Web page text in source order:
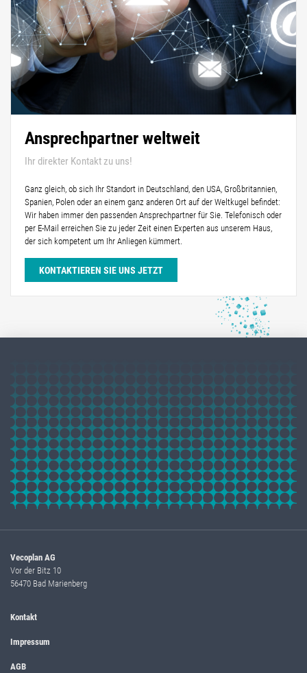
Ansprechpartner weltweit
Ihr direkter Kontakt zu uns!
Ganz gleich, ob sich Ihr Standort in Deutschland, den USA, Großbritannien,
Spanien, Polen oder an einem ganz anderen Ort auf der Weltkugel befindet:
Wir haben immer den passenden Ansprechpartner für Sie. Telefonisch oder
per E-Mail erreichen Sie zu jeder Zeit einen Experten aus unserem Haus,
der sich kompetent um Ihr Anliegen kümmert.
KONTAKTIEREN SIE UNS JETZT
Vecoplan AG
Vor der Bitz 10
56470 Bad Marienberg
Kontakt
Impressum
AGB